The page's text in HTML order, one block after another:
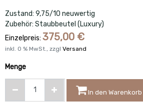
Zustand: 9,75/10 neuwertig
Zubehör: Staubbeutel (Luxury)
Einzelpreis: 375,00 €
inkl. 0 % MwSt., zzgl Versand
Menge
In den